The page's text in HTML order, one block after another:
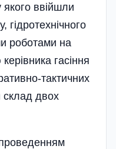
ввійшли
гідротехнічного
роботами на
гасіння
тактичних
склад двох